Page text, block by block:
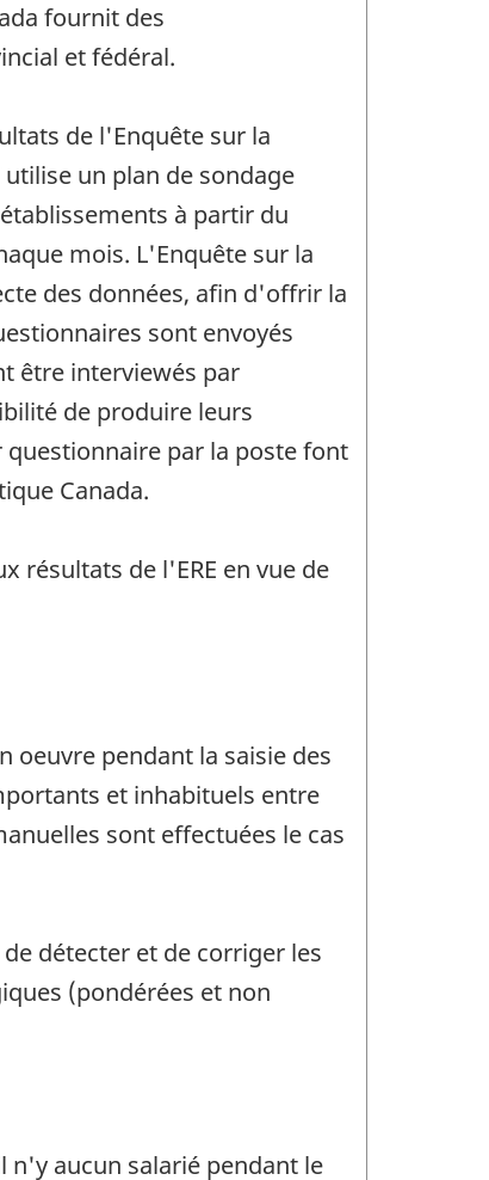
fournit des
et fédéral.
de l'Enquête sur la
un plan de sondage
à partir du
mois. L'Enquête sur la
des données, afin d'offrir la
sont envoyés
être interviewés par
de produire leurs
par la poste font
Canada.
résultats de l'ERE en vue de
oeuvre pendant la saisie des
et inhabituels entre
sont effectuées le cas
détecter et de corriger les
(pondérées et non
n'y aucun salarié pendant le